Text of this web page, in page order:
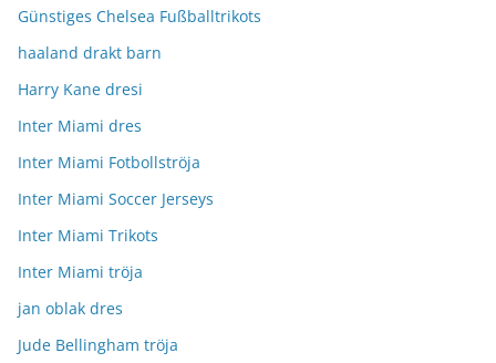
Günstiges Chelsea Fußballtrikots
haaland drakt barn
Harry Kane dresi
Inter Miami dres
Inter Miami Fotbollströja
Inter Miami Soccer Jerseys
Inter Miami Trikots
Inter Miami tröja
jan oblak dres
Jude Bellingham tröja